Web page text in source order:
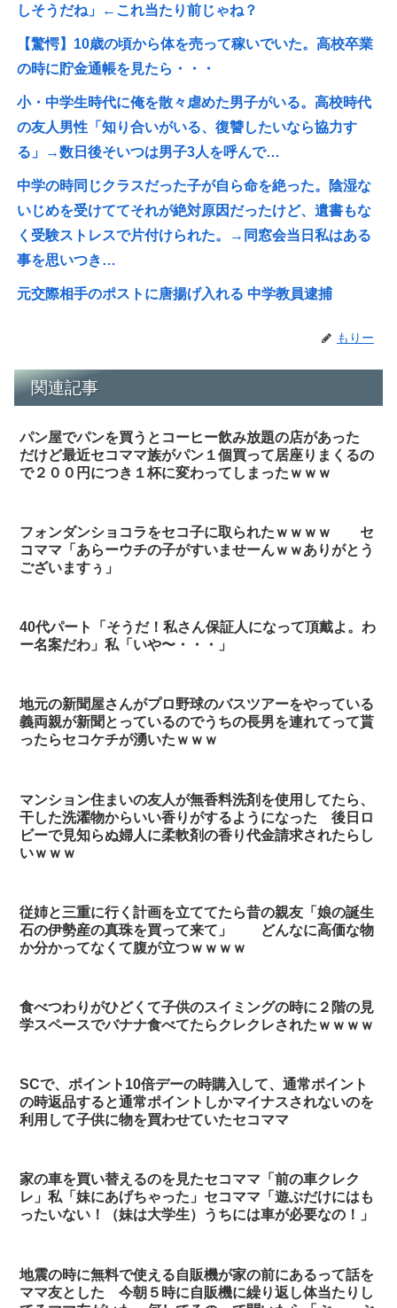
しそうだね」←これ当たり前じゃね？
【驚愕】10歳の頃から体を売って稼いでいた。高校卒業
の時に貯金通帳を見たら・・・
小・中学生時代に俺を散々虐めた男子がいる。高校時代
の友人男性「知り合いがいる、復讐したいなら協力す
る」→数日後そいつは男子3人を呼んで…
中学の時同じクラスだった子が自ら命を絶った。陰湿な
いじめを受けててそれが絶対原因だったけど、遺書もな
く受験ストレスで片付けられた。→同窓会当日私はある
事を思いつき…
元交際相手のポストに唐揚げ入れる 中学教員逮捕
もりー
関連記事
パン屋でパンを買うとコーヒー飲み放題の店があった
だけど最近セコママ族がパン１個買って居座りまくるの
で２００円につき１杯に変わってしまったｗｗｗ
フォンダンショコラをセコ子に取られたｗｗｗｗ セ
コママ「あらーウチの子がすいませーんｗｗありがとう
ございますぅ」
40代パート「そうだ！私さん保証人になって頂戴よ。わ
ー名案だわ」私「いや〜・・・」
地元の新聞屋さんがプロ野球のバスツアーをやっている
義両親が新聞とっているのでうちの長男を連れてって貰
ったらセコケチが湧いたｗｗｗ
マンション住まいの友人が無香料洗剤を使用してたら、
干した洗濯物からいい香りがするようになった 後日ロ
ビーで見知らぬ婦人に柔軟剤の香り代金請求されたらし
いｗｗｗ
従姉と三重に行く計画を立ててたら昔の親友「娘の誕生
石の伊勢産の真珠を買って来て」 どんなに高価な物
か分かってなくて腹が立つｗｗｗｗ
食べつわりがひどくて子供のスイミングの時に２階の見
学スペースでバナナ食べてたらクレクレされたｗｗｗｗ
SCで、ポイント10倍デーの時購入して、通常ポイント
の時返品すると通常ポイントしかマイナスされないのを
利用して子供に物を買わせていたセコママ
家の車を買い替えるのを見たセコママ「前の車クレク
レ」私「妹にあげちゃった」セコママ「遊ぶだけにはも
ったいない！（妹は大学生）うちには車が必要なの！」
地震の時に無料で使える自販機が家の前にあるって話を
ママ友とした 今朝５時に自販機に繰り返し体当たりし